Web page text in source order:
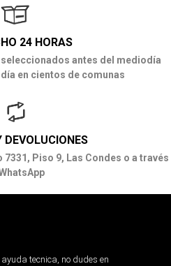
24 HORAS
antes del mediodía
en cientos de comunas
DEVOLUCIONES
Piso 9, Las Condes o a través
tecnica, no dudes en